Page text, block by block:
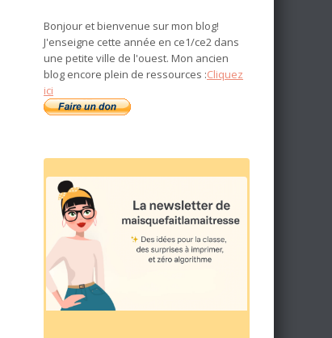
Bonjour et bienvenue sur mon blog!
J'enseigne cette année en ce1/ce2 dans
une petite ville de l'ouest. Mon ancien
blog encore plein de ressources :Cliquez
ici